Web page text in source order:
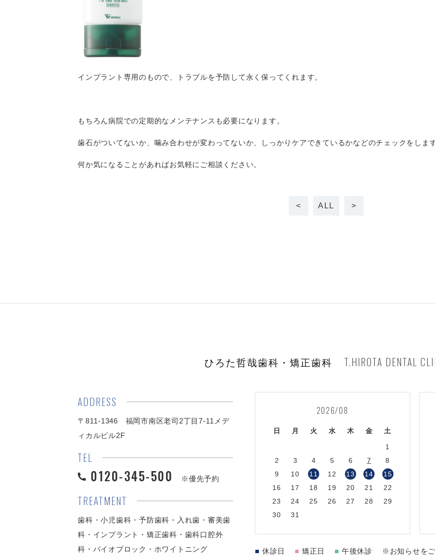
インプラント専用のもので、トラブルを予防して永く保ってくれます。
もちろん病院での定期的なメンテナンスも必要になります。
歯石がついてないか、噛み合わせが変わってないか、しっかりケアできているかなどのチェックをしま
何か気になることがあればお気軽にご相談ください。
< ALL >
ひろた哲哉歯科・矯正歯科 T.HIROTA DENTAL
ADDRESS
〒811-1346 福岡市南区老司2丁目7-11メデ
ィカルビル2F
TEL
0120-345-500 ※優先予約
TREATMENT
歯科・小児歯科・予防歯科・入れ歯・審美歯
科・インプラント・矯正歯科・歯科口腔外
科・バイオブロック・ホワイトニング
2026/08
日 月 火 水 木 金 土
1
2
3 4 5 6 7
8
9
10 11 12 13 14
15
16
17 18 19 20 21
22
23
24 25 26 27 28
29
30
31
■ 休診日 ■ 矯正日 ■ 午後休診 ※お知らせを